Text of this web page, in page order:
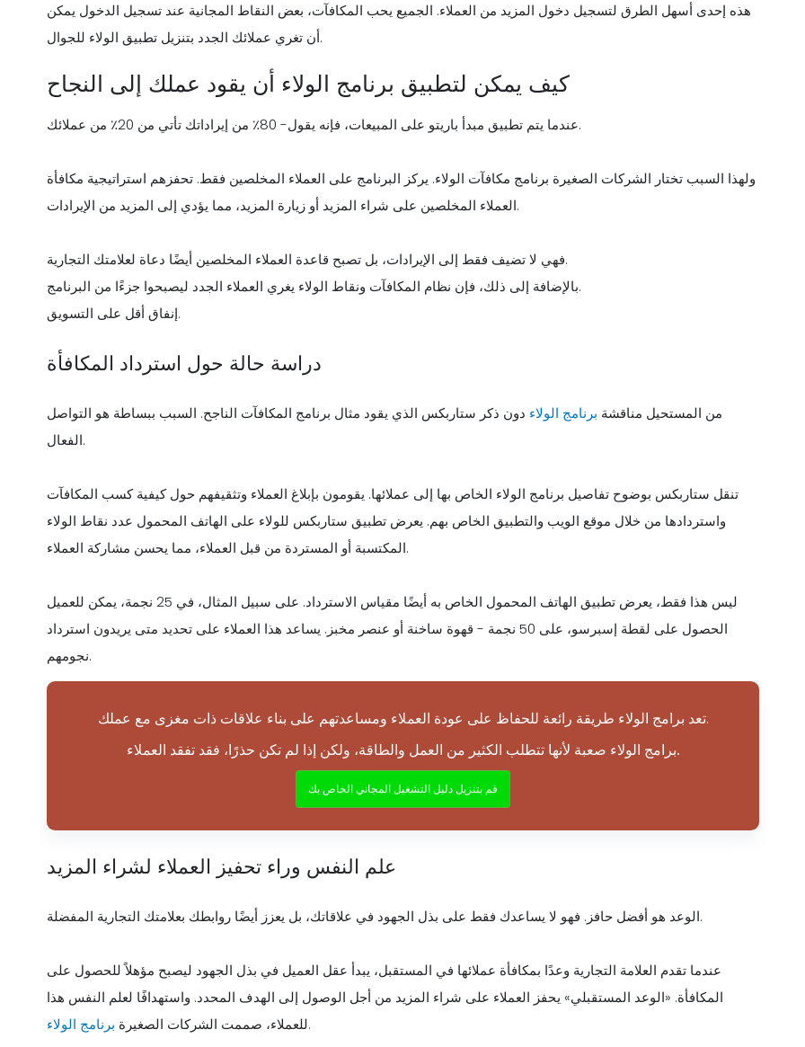
هذه إحدى أسهل الطرق لتسجيل دخول المزيد من العملاء. الجميع يحب المكافآت، بعض النقاط المجانية عند تسجيل الدخول يمكن
أن تغري عملائك الجدد بتنزيل تطبيق الولاء للجوال.
كيف يمكن لتطبيق برنامج الولاء أن يقود عملك إلى النجاح
عندما يتم تطبيق مبدأ باريتو على المبيعات، فإنه يقول- 80٪ من إيراداتك تأتي من 20٪ من عملائك.
ولهذا السبب تختار الشركات الصغيرة برنامج مكافآت الولاء. يركز البرنامج على العملاء المخلصين فقط. تحفزهم استراتيجية مكافأة
العملاء المخلصين على شراء المزيد أو زيارة المزيد، مما يؤدي إلى المزيد من الإيرادات.
فهي لا تضيف فقط إلى الإيرادات، بل تصبح قاعدة العملاء المخلصين أيضًا دعاة لعلامتك التجارية.
بالإضافة إلى ذلك، فإن نظام المكافآت ونقاط الولاء يغري العملاء الجدد ليصبحوا جزءًا من البرنامج.
إنفاق أقل على التسويق.
دراسة حالة حول استرداد المكافأة
من المستحيل مناقشة برنامج الولاء دون ذكر ستاربكس الذي يقود مثال برنامج المكافآت الناجح. السبب ببساطة هو التواصل
الفعال.
تنقل ستاربكس بوضوح تفاصيل برنامج الولاء الخاص بها إلى عملائها. يقومون بإبلاغ العملاء وتثقيفهم حول كيفية كسب المكافآت
واستردادها من خلال موقع الويب والتطبيق الخاص بهم. يعرض تطبيق ستاربكس للولاء على الهاتف المحمول عدد نقاط الولاء
المكتسبة أو المستردة من قبل العملاء، مما يحسن مشاركة العملاء.
ليس هذا فقط، يعرض تطبيق الهاتف المحمول الخاص به أيضًا مقياس الاسترداد. على سبيل المثال، في 25 نجمة، يمكن للعميل
الحصول على لقطة إسبرسو، على 50 نجمة - قهوة ساخنة أو عنصر مخبز. يساعد هذا العملاء على تحديد متى يريدون استرداد
نجومهم.
تعد برامج الولاء طريقة رائعة للحفاظ على عودة العملاء ومساعدتهم على بناء علاقات ذات مغزى مع عملك.
برامج الولاء صعبة لأنها تتطلب الكثير من العمل والطاقة، ولكن إذا لم تكن حذرًا، فقد تفقد العملاء.
قم بتنزيل دليل التشغيل المجاني الخاص بك
علم النفس وراء تحفيز العملاء لشراء المزيد
الوعد هو أفضل حافز. فهو لا يساعدك فقط على بذل الجهود في علاقاتك، بل يعزز أيضًا روابطك بعلامتك التجارية المفضلة.
عندما تقدم العلامة التجارية وعدًا بمكافأة عملائها في المستقبل، يبدأ عقل العميل في بذل الجهود ليصبح مؤهلاً للحصول على
المكافأة. «الوعد المستقبلي» يحفز العملاء على شراء المزيد من أجل الوصول إلى الهدف المحدد. واستهدافًا لعلم النفس هذا
للعملاء، صممت الشركات الصغيرة برنامج الولاء .